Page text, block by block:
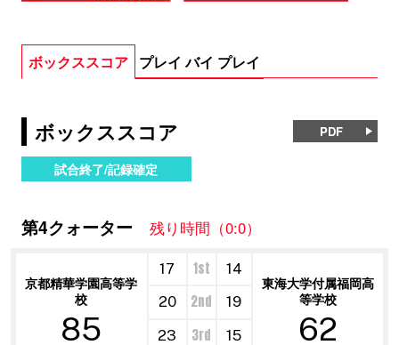
ボックススコア プレイ バイ プレイ
ボックススコア PDF
試合終了/記録確定
第4クォーター 残り時間（0:0）
京都精華学園高等学
校
85
17 1st 14
東海大学付属福岡高
等学校
62
20 2nd
19
23
3rd
15